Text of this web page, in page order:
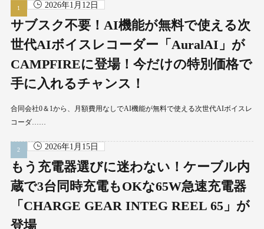
2026年1月12日
サブスク不要！AI機能が無料で使える次
世代AIボイスレコーダー「AuralAI」が
CAMPFIREに登場！今だけの特別価格で
手に入れるチャンス！
合同会社0＆1から、月額費用なしでAI機能が無料で使える次世代AIボイスレ
コーダ……
2026年1月15日
もう充電器選びに迷わない！ケーブル内
蔵で3台同時充電もOKな65W急速充電器
「CHARGE GEAR INTEG REEL 65」が
登場